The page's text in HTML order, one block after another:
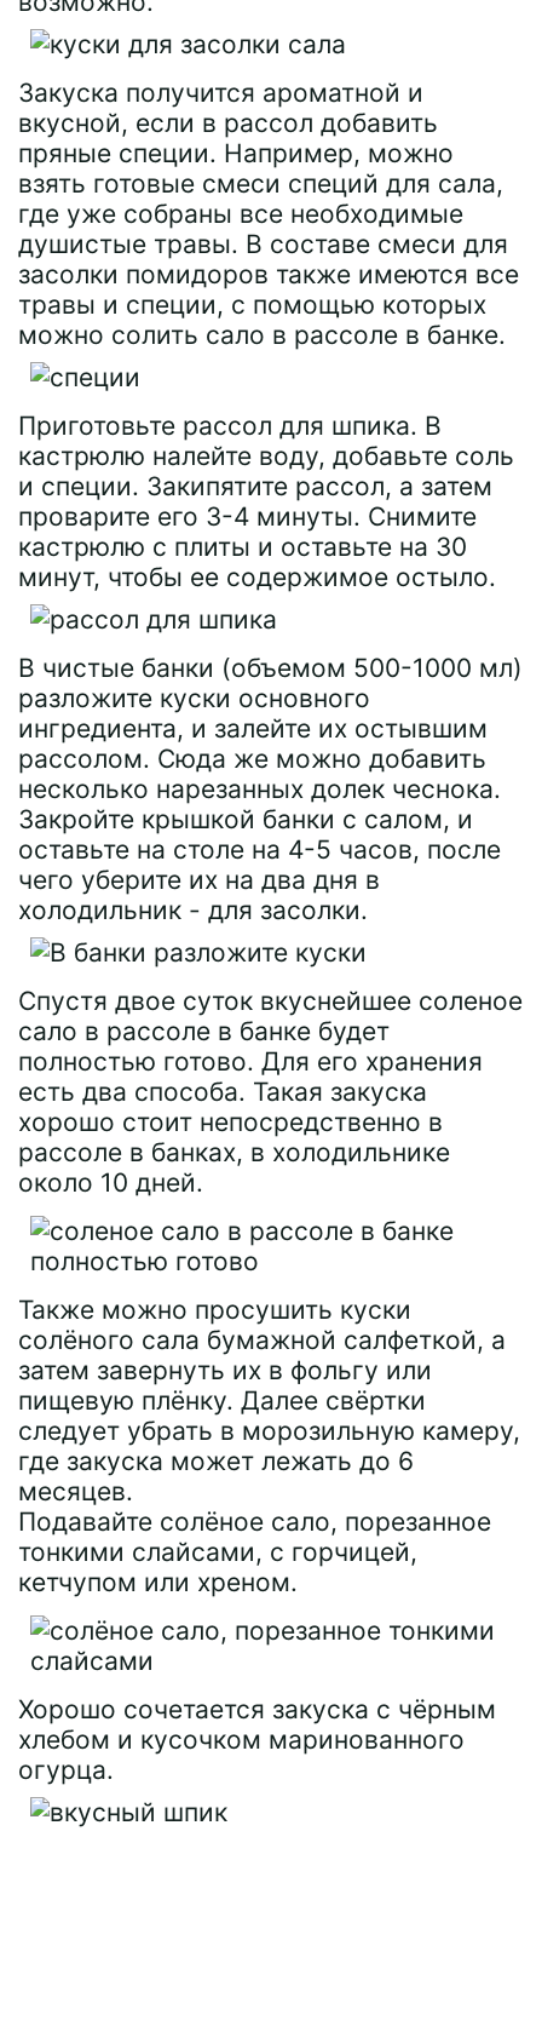
Закуска получится ароматной и
вкусной, если в рассол добавить
пряные специи. Например, можно
взять готовые смеси специй для сала,
где уже собраны все необходимые
душистые травы. В составе смеси для
засолки помидоров также имеются все
травы и специи, с помощью которых
можно солить сало в рассоле в банке.
Приготовьте рассол для шпика. В
кастрюлю налейте воду, добавьте соль
и специи. Закипятите рассол, а затем
проварите его 3-4 минуты. Снимите
кастрюлю с плиты и оставьте на 30
минут, чтобы ее содержимое остыло.
В чистые банки (объемом 500-1000 мл)
разложите куски основного
ингредиента, и залейте их остывшим
рассолом. Сюда же можно добавить
несколько нарезанных долек чеснока.
Закройте крышкой банки с салом, и
оставьте на столе на 4-5 часов, после
чего уберите их на два дня в
холодильник - для засолки.
Спустя двое суток вкуснейшее соленое
сало в рассоле в банке будет
полностью готово. Для его хранения
есть два способа. Такая закуска
хорошо стоит непосредственно в
рассоле в банках, в холодильнике
около 10 дней.
Также можно просушить куски
солёного сала бумажной салфеткой, а
затем завернуть их в фольгу или
пищевую плёнку. Далее свёртки
следует убрать в морозильную камеру,
где закуска может лежать до 6
месяцев.
Подавайте солёное сало, порезанное
тонкими слайсами, с горчицей,
кетчупом или хреном.
Хорошо сочетается закуска с чёрным
хлебом и кусочком маринованного
огурца.